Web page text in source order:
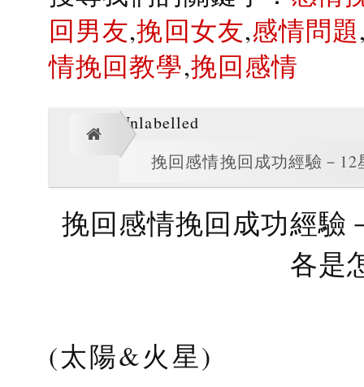
回男友,挽回女友,感情問題
情挽回教學,挽回感情
Unlabelled
挽回感情挽回成功經驗－
挽回感情挽回成功經驗
各是
(太陽&火星)